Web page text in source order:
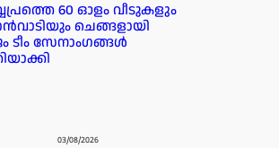
60 ഓളം വീടുകളും
ചെങ്ങളായി
ടീം സേനാംഗങ്ങൾ
03/08/2026